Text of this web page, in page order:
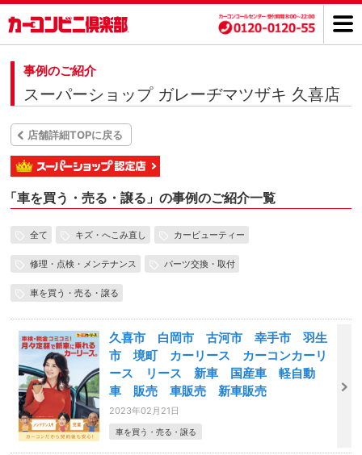
事例のご紹介
スーパーショップ ガレーヂマツザキ 久喜店
店舗詳細TOPに戻る
「車を買う・売る・譲る」の事例のご紹介一覧
全て キズ・へこみ直し カービューティー
修理・点検・メンテナンス パーツ交換・取付
車を買う・売る・譲る
久喜市 白岡市 古河市 幸手市 羽生
市 境町 カーリース カーコンカーリ
ース リース 新車 国産車 軽自動
車 販売 車販売 新車販売
2023年02月21日
車を買う・売る・譲る